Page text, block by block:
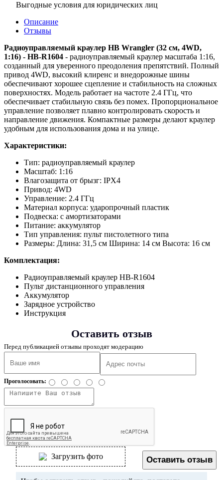
Выгодные условия для юридических лиц
Описание
Отзывы
Радиоуправляемый краулер HB Wrangler (32 см, 4WD,
1:16) - HB-R1604 - радиоуправляемый краулер масштаба 1:16,
созданный для уверенного преодоления препятствий. Полный
привод 4WD, высокий клиренс и внедорожные шины
обеспечивают хорошее сцепление и стабильность на сложных
поверхностях. Модель работает на частоте 2.4 ГГц, что
обеспечивает стабильную связь без помех. Пропорциональное
управление позволяет плавно контролировать скорость и
направление движения. Компактные размеры делают краулер
удобным для использования дома и на улице.
Характеристики:
Тип: радиоуправляемый краулер
Масштаб: 1:16
Влагозащита от брызг: IPX4
Привод: 4WD
Управление: 2.4 ГГц
Материал корпуса: ударопрочный пластик
Подвеска: с амортизаторами
Питание: аккумулятор
Тип управления: пульт пистолетного типа
Размеры: Длина: 31,5 см Ширина: 14 см Высота: 16 см
Комплектация:
Радиоуправляемый краулер HB-R1604
Пульт дистанционного управления
Аккумулятор
Зарядное устройство
Инструкция
Оставить отзыв
Перед публикацией отзывы проходят модерацию
Проголосовать:
Загрузить фото Оставить отзыв